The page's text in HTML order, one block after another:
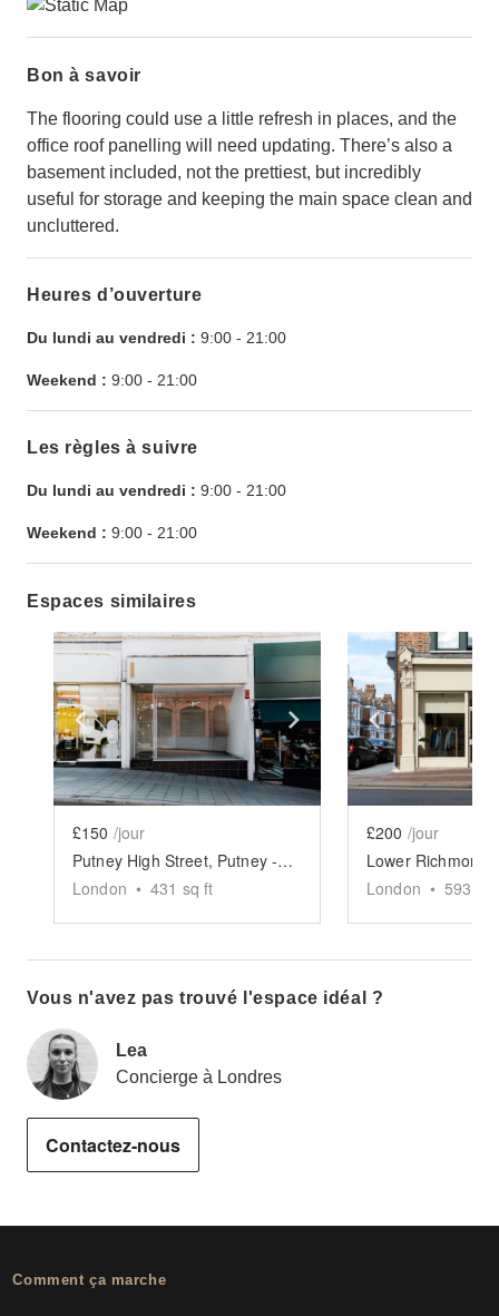
Bon à savoir
The flooring could use a little refresh in places, and the
office roof panelling will need updating. There’s also a
basement included, not the prettiest, but incredibly
useful for storage and keeping the main space clean and
uncluttered.
Heures d’ouverture
Du lundi au vendredi : 9:00 - 21:00
Weekend : 9:00 - 21:00
Les règles à suivre
Du lundi au vendredi : 9:00 - 21:00
Weekend : 9:00 - 21:00
Espaces similaires
Show previous slide Show next slide
£150 /jour
Putney High Street, Putney - The Glass Front Boutique
London • 431 sq ft
Show
£200 /jour
London • 593
Vous n'avez pas trouvé l'espace idéal ?
Lea
Concierge à Londres
Contactez-nous
Comment ça marche